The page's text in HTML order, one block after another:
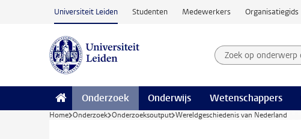
Ga naar hoofdinhoud
Universiteit Leiden Studenten Medewerkers Organisatiegids
Zoek op
Zoekterm
Onderzoek Onderwijs Wetenschappers
Home Onderzoek Onderzoeksoutput Wereldgeschiedenis van Nederland